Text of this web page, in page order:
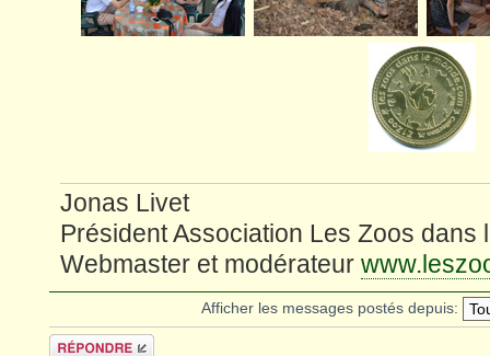
Jonas Livet
Président Association Les Zoos dans
Webmaster et modérateur
Afficher les messages postés depuis:
Répondre